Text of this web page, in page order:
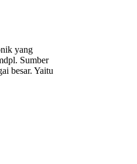
yang
Sumber
besar. Yaitu